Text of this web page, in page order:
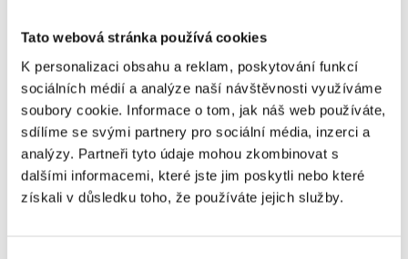
Tato webová stránka používá cookies
K personalizaci obsahu a reklam, poskytování funkcí
sociálních médií a analýze naší návštěvnosti využíváme
soubory cookie. Informace o tom, jak náš web používáte,
sdílíme se svými partnery pro sociální média, inzerci a
analýzy. Partneři tyto údaje mohou zkombinovat s
dalšími informacemi, které jste jim poskytli nebo které
získali v důsledku toho, že používáte jejich služby.
Štefánikova 13,15
Informace
Vedení MČ
Osobní doklady
Czech POINT
Matriční záležitosti
Poplatky